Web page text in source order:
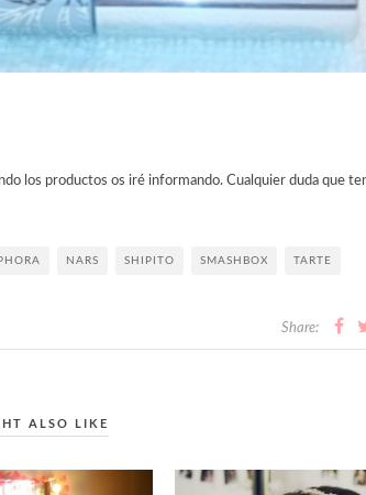
los productos os iré informando. Cualquier duda que
NARS SHIPITO SMASHBOX TARTE
Share:
ALSO LIKE